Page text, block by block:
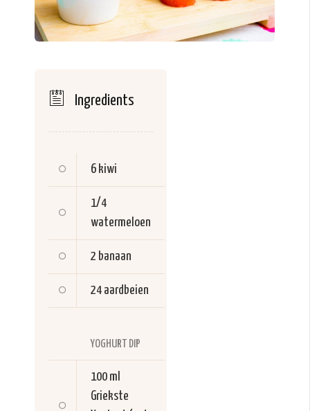
Ingredients
6 kiwi
1/4
watermeloen
2 banaan
24 aardbeien
YOGHURT DIP
100 ml
Griekste